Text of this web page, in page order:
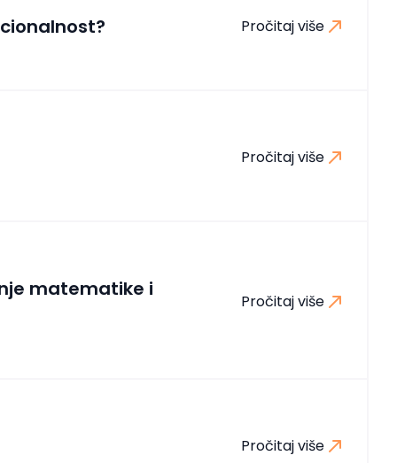
Pročitaj više
Pročitaj više
matematike i
Pročitaj više
Pročitaj više